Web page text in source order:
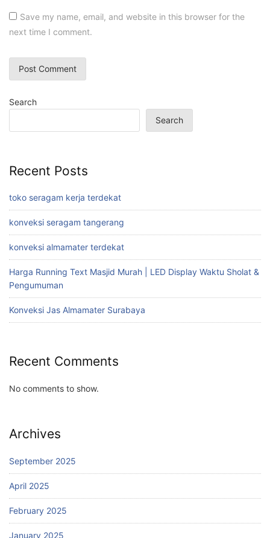
Save my name, email, and website in this browser for the
next time I comment.
Search
Search
Recent Posts
toko seragam kerja terdekat
konveksi seragam tangerang
konveksi almamater terdekat
Harga Running Text Masjid Murah | LED Display Waktu Sholat &
Pengumuman
Konveksi Jas Almamater Surabaya
Recent Comments
No comments to show.
Archives
September 2025
April 2025
February 2025
January 2025